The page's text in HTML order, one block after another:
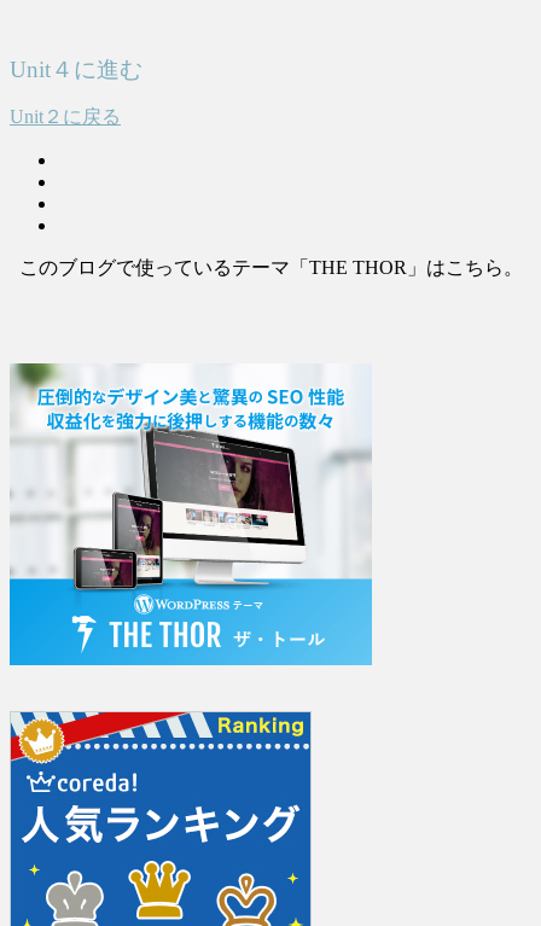
Unit４に進む
Unit２に戻る
このブログで使っているテーマ「THE THOR」はこちら。